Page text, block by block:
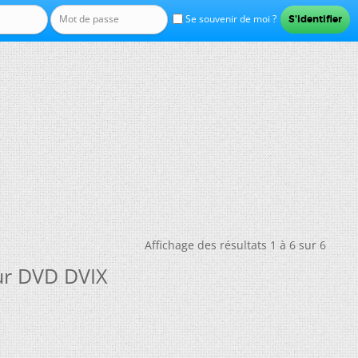
Se souvenir de moi ?
Affichage des résultats 1 à 6 sur 6
DVD DVIX